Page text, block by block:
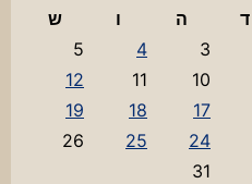
ד ה ו
ש
3
4
5
10
11
12
17
18
19
24
25
26
31